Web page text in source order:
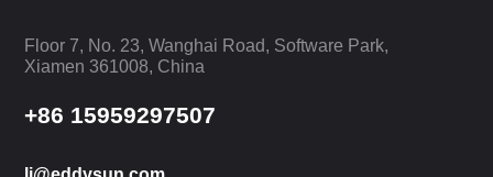
Floor 7, No. 23, Wanghai Road, Software Park,
Xiamen 361008, China
+86 15959297507